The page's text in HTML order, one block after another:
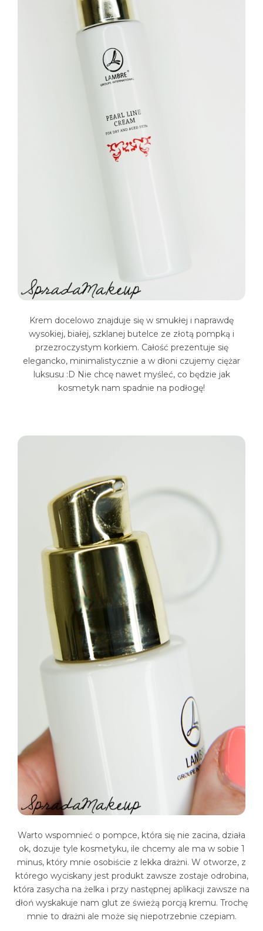
Krem docelowo znajduje się w smukłej i naprawdę
wysokiej, białej, szklanej butelce ze złotą pompką i
przezroczystym korkiem. Całość prezentuje się
elegancko, minimalistycznie a w dłoni czujemy ciężar
luksusu :D Nie chcę nawet myśleć, co będzie jak
kosmetyk nam spadnie na podłogę!
Warto wspomnieć o pompce, która się nie zacina, działa
ok, dozuje tyle kosmetyku, ile chcemy ale ma w sobie 1
minus, który mnie osobiście z lekka drażni. W otworze, z
którego wyciskany jest produkt zawsze zostaje odrobina,
która zasycha na żelka i przy następnej aplikacji zawsze na
dłoń wyskakuje nam glut ze świeżą porcją kremu. Trochę
mnie to drażni ale może się niepotrzebnie czepiam.